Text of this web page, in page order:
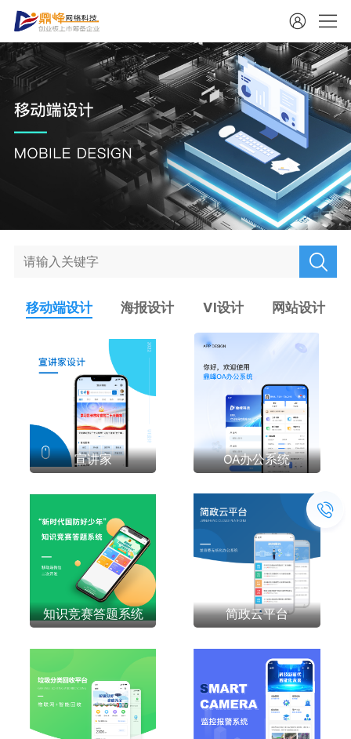
移动端设计 海报设计 VI设计 网站设计
宣讲家 OA办公系统
知识竞赛答题系统 简政云平台